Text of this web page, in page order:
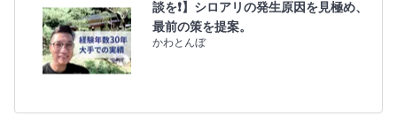
談を❗️】シロアリの発生原因を見極め、
最前の策を提案。
かわとんぼ